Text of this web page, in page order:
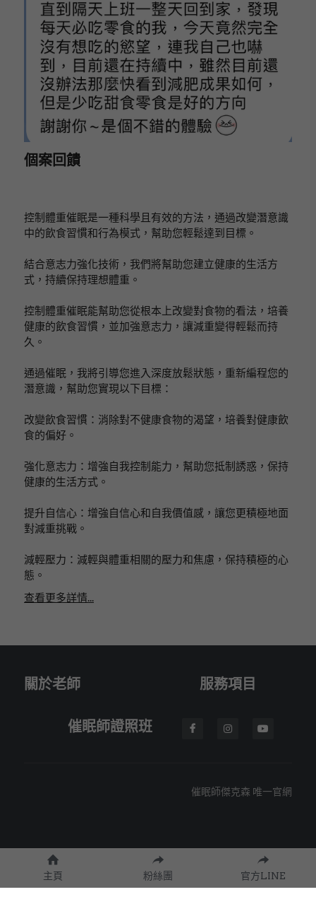
個案回饋
控制體重催眠是一種科學且有效的方法，通過改變潛意識
中的飲食習慣和行為模式，幫助您輕鬆達到目標。
結合意志力強化技術，我們將幫助您建立健康的生活方
式，持續保持理想體重。
控制體重催眠能幫助您從根本上改變對食物的看法，培養
健康的飲食習慣，並加強意志力，讓減重變得輕鬆而持
久。
通過催眠，我將引導您進入深度放鬆狀態，重新編程您的
潛意識，幫助您實現以下目標：
改變飲食習慣：消除對不健康食物的渴望，培養對健康飲
食的偏好。
強化意志力：增強自我控制能力，幫助您抵制誘惑，保持
健康的生活方式。
提升自信心：增強自信心和自我價值感，讓您更積極地面
對減重挑戰。
減輕壓力：減輕與體重相關的壓力和焦慮，保持積極的心
態。
查看更多詳情...
關於老師 服務項目
催眠師證照班
催眠師傑克森 唯一官網
主頁 粉絲團 官方LINE